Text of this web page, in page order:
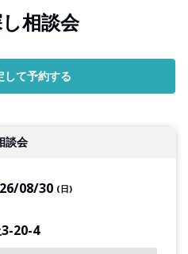
し相談会
して予約する
談会
08/30 (日)
20-4